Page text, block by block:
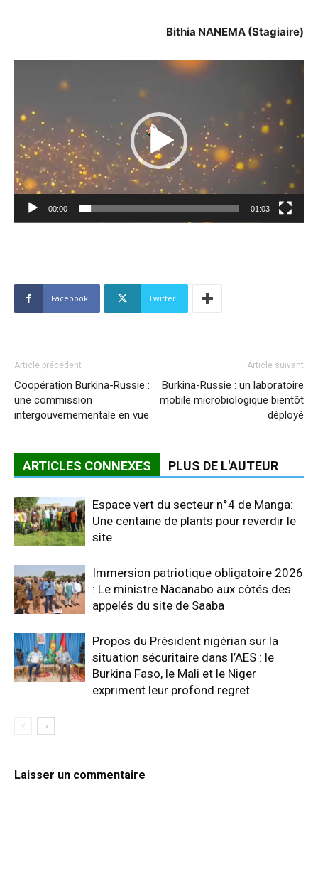
Bithia NANEMA (Stagiaire)
Lecteur
00:00 01:03
Facebook Twitter
Article précédent
Coopération Burkina-Russie :
une commission
intergouvernementale en vue
Article suivant
Burkina-Russie : un laboratoire
mobile microbiologique bientôt
déployé
ARTICLES CONNEXES PLUS DE L'AUTEUR
Espace vert du secteur n°4 de Manga:
Une centaine de plants pour reverdir le
site
Immersion patriotique obligatoire 2026
: Le ministre Nacanabo aux côtés des
appelés du site de Saaba
Propos du Président nigérian sur la
situation sécuritaire dans l’AES : le
Burkina Faso, le Mali et le Niger
expriment leur profond regret
Laisser un commentaire